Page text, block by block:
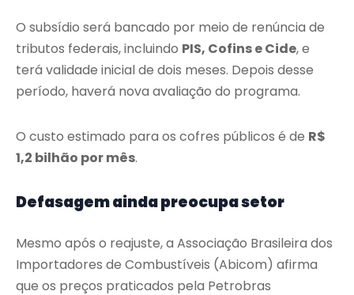
O subsídio será bancado por meio de renúncia de
tributos federais, incluindo PIS, Cofins e Cide, e
terá validade inicial de dois meses. Depois desse
período, haverá nova avaliação do programa.
O custo estimado para os cofres públicos é de R$
1,2 bilhão por mês.
Defasagem ainda preocupa setor
Mesmo após o reajuste, a Associação Brasileira dos
Importadores de Combustíveis (Abicom) afirma
que os preços praticados pela Petrobras